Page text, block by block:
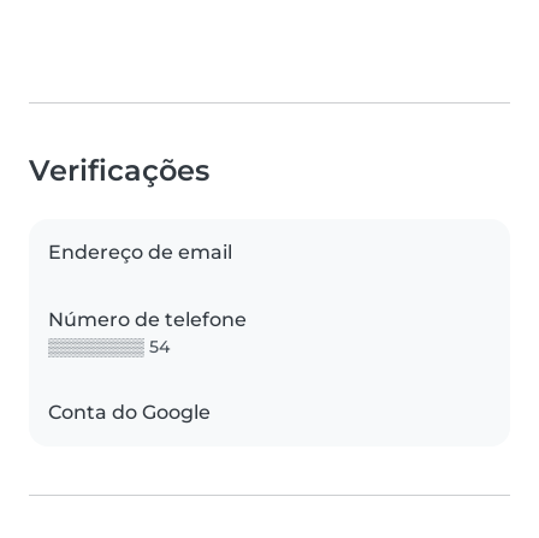
Verificações
Endereço de email
Número de telefone
▒▒▒▒▒▒▒▒ 54
Conta do Google